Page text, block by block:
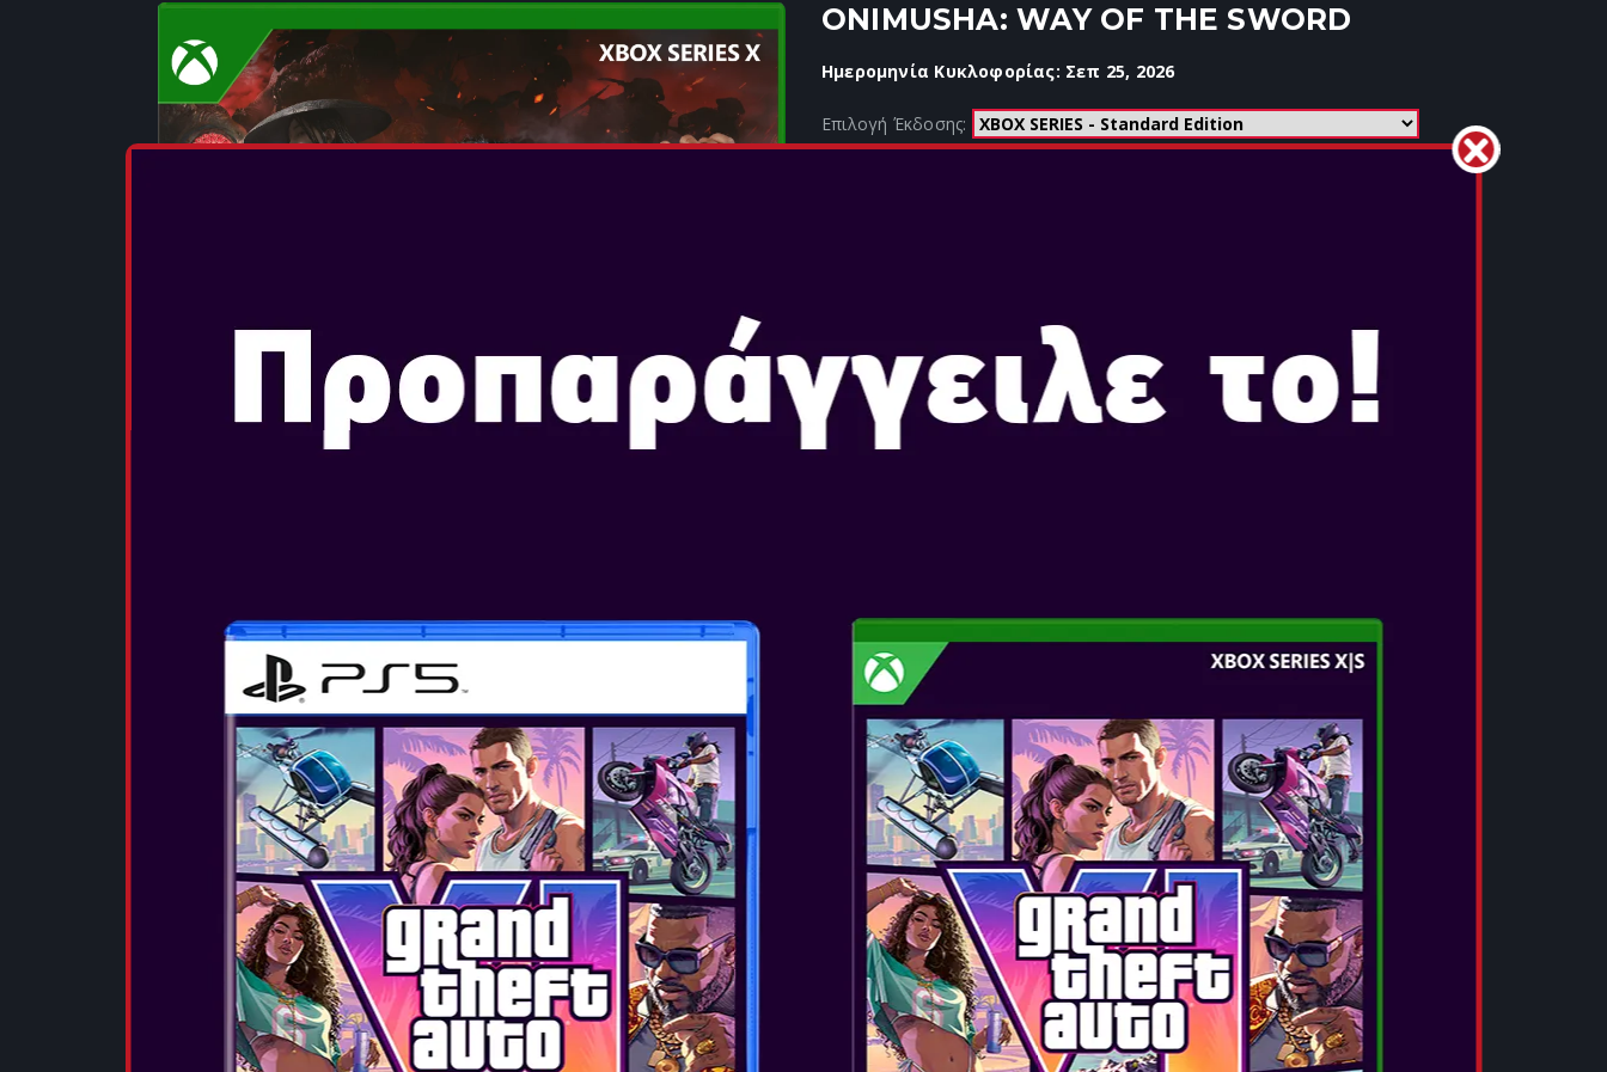
ONIMUSHA: WAY OF THE SWORD
Ημερομηνία Κυκλοφορίας: Σεπ 25, 2026
Επιλογή Έκδοσης:
της περιόδου Έντο, παραμορφωμένη από κακόβουλα σύννεφα Malice.
Με κάθε στάδιο να καλύπτεται από μυστήριο, κίνδυνο και ίντριγκα,
αντιμετώπισε τερατώδη πλάσματα από τον κάτω κόσμο, γνωστά ως Genma,
για τον οποίο πολεμά. Ποια μοίρα τον περιμένει στο τέλος του δρόμου του;
Ο ΠΡΩΤΑΓΩΝΙΣΤΗΣ: ΜΙΓΙΑΜΟΤΟ ΜΟΥΣΑΣΙ
Ένας παθιασμένος σαμουράι που φτάνει στο Κιότο, επιδιώκοντας να
αποδείξει ότι είναι αξεπέραστος στην τέχνη της ξιφομαχίας. Ωστόσο, ο
δρόμος που απλώνεται μπροστά του παίρνει μια παράξενη και απρόβλεπτη
τροπή.
Ο πρωταγωνιστής αυτού του παιχνιδιού είναι ένας σκληροτράχηλος νεαρός
σαμουράι, που μετακινείται αδιάκοπα από τη μία αιματηρή και ωμή μάχη στην
επόμενη.
Για να ενισχύσει αυτή την εικόνα ενός επιβλητικού σαμουράι, η Capcom
στράφηκε σε έναν πραγματικό θρύλο: τον αείμνηστο, εμβληματικό Ιάπωνα
αστέρα των ταινιών σαμουράι, Τοσίρο Μιφούνε, ο οποίος αποτέλεσε το
πρότυπο προσώπου για αυτή την εκδοχή του Μιγιαμότο Μουσάσι.